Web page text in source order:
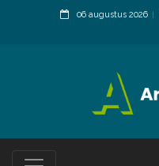
06 augustus 2026